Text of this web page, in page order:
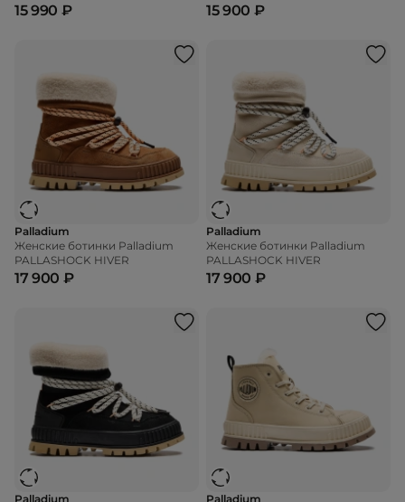
15 990 ₽ 15 900 ₽
Palladium
Женские ботинки Palladium
PALLASHOCK HIVER
17 900 ₽
Palladium
Женские ботинки Palladium
PALLASHOCK HIVER
17 900 ₽
Palladium Palladium